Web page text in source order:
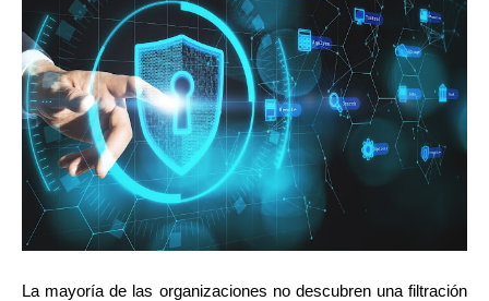
La mayoría de las organizaciones no descubren una filtración